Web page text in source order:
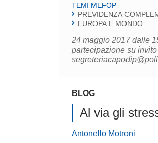
TEMI MEFOP
PREVIDENZA
EUROPA E MONDO
24 maggio 2017 dalle 15:00 alle 18:00
partecipazione su invito - Per informazioni
BLOG
Al via gli
Antonello Motroni